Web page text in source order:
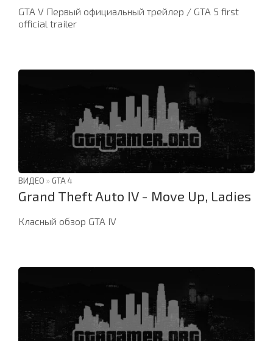
GTA V Первый официальный трейлер / GTA 5 first
official trailer
ВИДЕО » GTA 4
Grand Theft Auto IV - Move Up, Ladies
Класный обзор GTA IV